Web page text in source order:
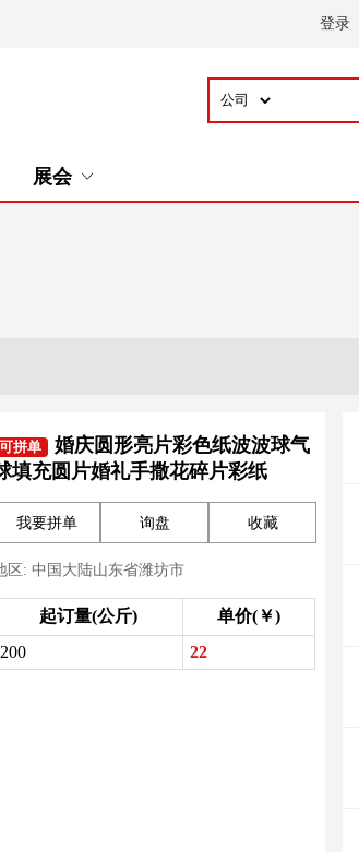
登录
展会
可拼单
婚庆圆形亮片彩色纸波波球气
填充圆片婚礼手撒花碎片彩纸
我要拼单 询盘 收藏
区: 中国大陆山东省潍坊市
起订量(公斤)
单价(￥)
200
22